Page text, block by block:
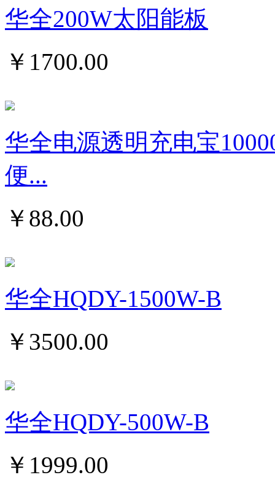
华全200W太阳能板
￥ 1700.00
华全电源透明充电宝
便...
￥ 88.00
华全HQDY-1500W-B
￥ 3500.00
华全HQDY-500W-B
￥ 1999.00